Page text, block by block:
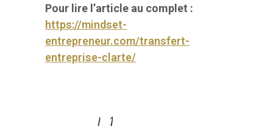
Pour lire l’article au complet :
https://mindset-
entrepreneur.com/transfert-
entreprise-clarte/